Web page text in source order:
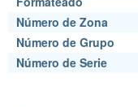
Número de Zona
Número de Grupo
Número de Serie